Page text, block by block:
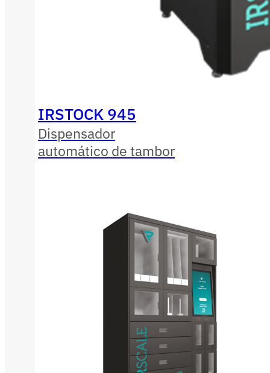
IRSTOCK 945
Dispensador
automático de tambor